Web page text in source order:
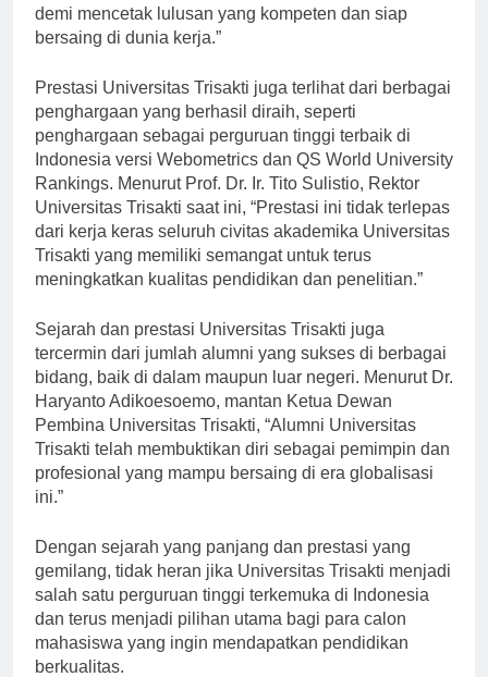
demi mencetak lulusan yang kompeten dan siap
bersaing di dunia kerja.”
Prestasi Universitas Trisakti juga terlihat dari berbagai
penghargaan yang berhasil diraih, seperti
penghargaan sebagai perguruan tinggi terbaik di
Indonesia versi Webometrics dan QS World University
Rankings. Menurut Prof. Dr. Ir. Tito Sulistio, Rektor
Universitas Trisakti saat ini, “Prestasi ini tidak terlepas
dari kerja keras seluruh civitas akademika Universitas
Trisakti yang memiliki semangat untuk terus
meningkatkan kualitas pendidikan dan penelitian.”
Sejarah dan prestasi Universitas Trisakti juga
tercermin dari jumlah alumni yang sukses di berbagai
bidang, baik di dalam maupun luar negeri. Menurut Dr.
Haryanto Adikoesoemo, mantan Ketua Dewan
Pembina Universitas Trisakti, “Alumni Universitas
Trisakti telah membuktikan diri sebagai pemimpin dan
profesional yang mampu bersaing di era globalisasi
ini.”
Dengan sejarah yang panjang dan prestasi yang
gemilang, tidak heran jika Universitas Trisakti menjadi
salah satu perguruan tinggi terkemuka di Indonesia
dan terus menjadi pilihan utama bagi para calon
mahasiswa yang ingin mendapatkan pendidikan
berkualitas.